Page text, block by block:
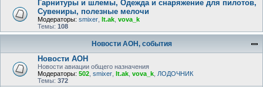
Гарнитуры и шлемы, Одежда и снаряжение для пилотов,
Сувениры, полезные мелочи
Модераторы: smixer lt.ak vova_k
Темы: 108
Новости АОН, события
Новости АОН
Новости авиации общего назначения
Модераторы: 502 smixer lt.ak vova_k ЛОДОЧНИК
Темы: 372